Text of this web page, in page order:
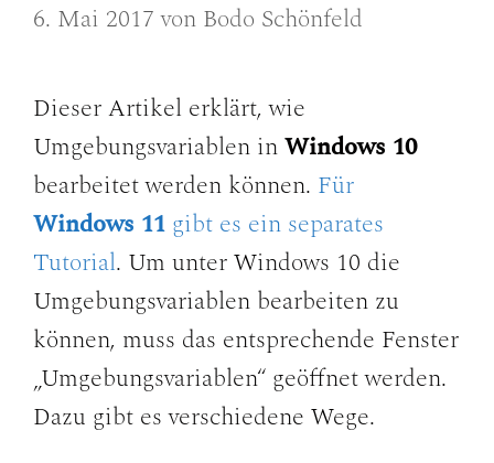
6. Mai 2017 von Bodo Schönfeld
Dieser Artikel erklärt, wie
Umgebungsvariablen inWindows 10
bearbeitet werden können. Für
Windows 11 gibt es ein separates
Tutorial. Um unter Windows 10 die
Umgebungsvariablen bearbeiten zu
können, muss das entsprechende Fenster
„Umgebungsvariablen“ geöffnet werden.
Dazu gibt es verschiedene Wege.